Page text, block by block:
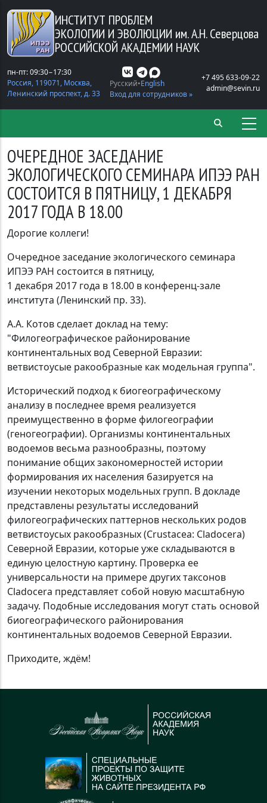
Перейти к основному содержанию
ИНСТИТУТ ПРОБЛЕМ
ЭКОЛОГИИ И ЭВОЛЮЦИИ им. А.Н. Северцова
РОССИЙСКОЙ АКАДЕМИИ НАУК
пн-пт: 09:30−17:30
Россия, 119071, Москва,
Ленинский проспект, д. 33
Русский English
Вход для сотрудников »
+7 495 633-09-22
admin@sevin.ru
ОЧЕРЕДНОЕ ЗАСЕДАНИЕ
ЭКОЛОГИЧЕСКОГО СЕМИНАРА ИПЭЭ РАН
СОСТОИТСЯ В ПЯТНИЦУ, 1 ДЕКАБРЯ
2017 ГОДА В 18.00
Дорогие коллеги!
Очередное заседание экологического семинара
ИПЭЭ РАН состоится в пятницу,
1 декабря 2017 года в 18.00 в конференц-зале
института (Ленинский пр. 33).
А.А. Котов сделает доклад на тему:
"Филогеографическое районирование
континентальных вод Северной Евразии:
ветвистоусые ракообразные как модельная группа".
Исторический подход к биогеографическому
анализу в последнее время реализуется
преимущественно в форме филогеографии
(геногеографии). Организмы континентальных
водоемов весьма разнообразны, поэтому
понимание общих закономерностей истории
формирования их населения базируется на
изучении некоторых модельных групп. В докладе
представлены результаты исследований
филогеографических паттернов нескольких родов
ветвистоусых ракообразных (Crustacea: Cladocera)
Северной Евразии, которые уже складываются в
единую целостную картину. Проверка ее
универсальности на примере других таксонов
Cladocera представляет собой новую масштабную
задачу. Подобные исследования могут стать основой
биогеографического районирования
континентальных водоемов Северной Евразии.
Приходите, ждём!